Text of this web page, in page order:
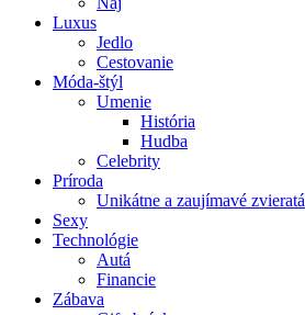
Luxus
Jedlo
Cestovanie
Móda-štýl
Umenie
História
Hudba
Celebrity
Príroda
Unikátne a zaujímavé zvieratá
Sexy
Technológie
Autá
Financie
Zábava